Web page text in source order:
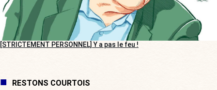
[STRICTEMENT PERSONNEL] Y a pas le feu !
RESTONS COURTOIS